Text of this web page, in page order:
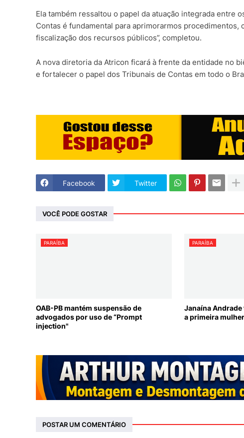
Ela também ressaltou o papel da atuação integrada entre
Contas é fundamental para aprimorarmos
fiscalização dos recursos públicos”, completou.
A nova diretoria da Atricon ficará à frente da entidade no
e fortalecer o papel dos Tribunais de Contas em todo o
Facebook Twitter
VOCÊ PODE GOSTAR
PARAÍBA
OAB-PB mantém suspensão de
advogados por uso de “Prompt
injection"
PARAÍBA
Janaína
a primeira
POSTAR UM COMENTÁRIO